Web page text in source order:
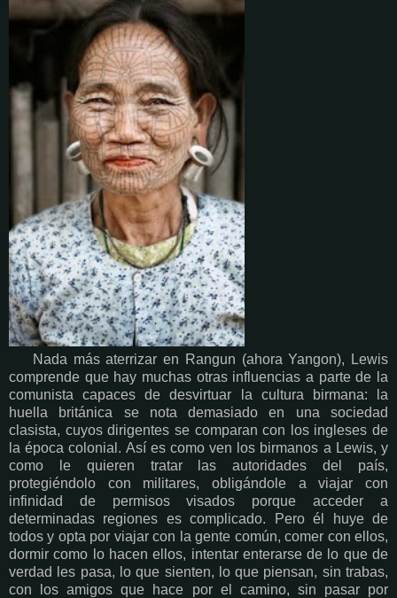
Nada más aterrizar en Rangun (ahora Yangon), Lewis
comprende que hay muchas otras influencias a parte de la
comunista capaces de desvirtuar la cultura birmana: la
huella británica se nota demasiado en una sociedad
clasista, cuyos dirigentes se comparan con los ingleses de
la época colonial. Así es como ven los birmanos a Lewis, y
como le quieren tratar las autoridades del país,
protegiéndolo con militares, obligándole a viajar con
infinidad de permisos visados porque acceder a
determinadas regiones es complicado. Pero él huye de
todos y opta por viajar con la gente común, comer con ellos,
dormir como lo hacen ellos, intentar enterarse de lo que de
verdad les pasa, lo que sienten, lo que piensan, sin trabas,
con los amigos que hace por el camino, sin pasar por